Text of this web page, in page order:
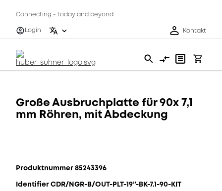
Connecting - today and beyond
Login
Kontakt
Große Ausbruchplatte für 90x 7,1
mm Röhren, mit Abdeckung
Produktnummer 85243396
Identifier CDR/NGR-B/OUT-PLT-19”-BK-7.1-90-KIT